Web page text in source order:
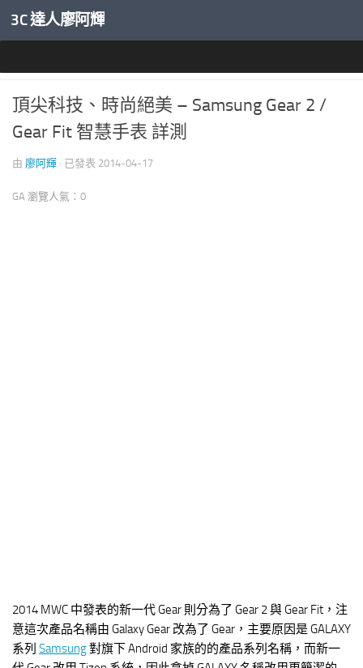
內文下方
3C 達人廖阿輝
頂尖科技、時尚絕美 – Samsung Gear 2 /
Gear Fit 智慧手表 詳測
由 廖阿輝 · 已發表 2014-04-17
GA 瀏覽人氣：0
2014 MWC 中發表的新一代 Gear 則分為了 Gear 2 與 Gear Fit，注
意這次產品名稱由 Galaxy Gear 改為了 Gear，主要原因是 GALAXY
系列 Samsung對旗下 Android 家族的的產品系列名稱，而新一